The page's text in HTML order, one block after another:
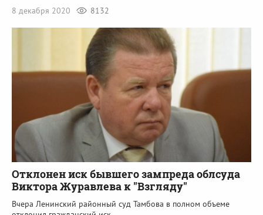
8 декабря 2020
8132
Отклонен иск бывшего зампреда облсуда
Виктора Журавлева к "Взгляду"
Вчера Ленинский районный суд Тамбова в полном объеме